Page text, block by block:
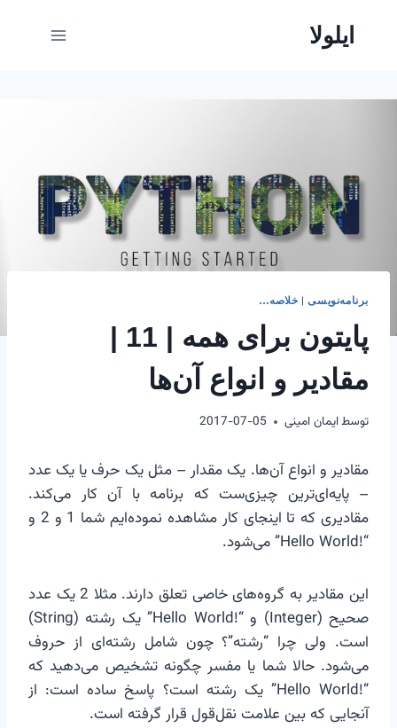
ایلولا
برنامه‌نویسی| خلاصه…
پایتون برای همه | 11 |
مقادیر و انواع آن‌ها
توسطایمان امینی 2017-07-05
مقادیر و انواع آن‌ها. یک مقدار – مثل یک حرف یا یک عدد
– پایه‌ای‌ترین چیزی‌ست که برنامه با آن کار می‌کند.
مقادیری که تا اینجای کار مشاهده نموده‌ایم شما 1 و 2 و
“Hello World!‎” می‌شود.
این مقادیر به گروه‌های خاصی تعلق دارند. مثلا 2 یک عدد
صحیح (Integer) و “Hello World!‎” یک رشته (String)
است. ولی چرا “رشته”؟ چون شامل رشته‌ای از حروف
می‌شود. حالا شما یا مفسر چگونه تشخیص می‌دهید که
“Hello World!‎” یک رشته است؟ پاسخ ساده است: از
آنجایی که بین علامت نقل‌قول قرار گرفته است.